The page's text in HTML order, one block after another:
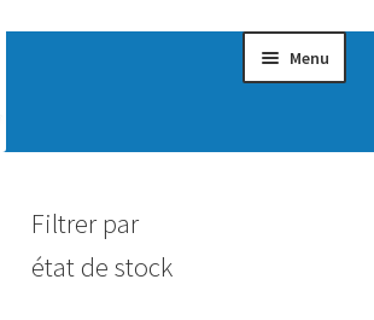
Menu
Filtrer par
état de stock